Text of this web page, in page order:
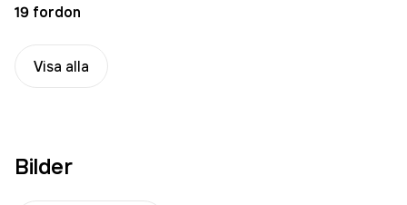
19 fordon
Visa alla
Bilder